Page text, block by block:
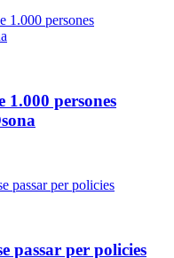
1.000 persones
passar per policies